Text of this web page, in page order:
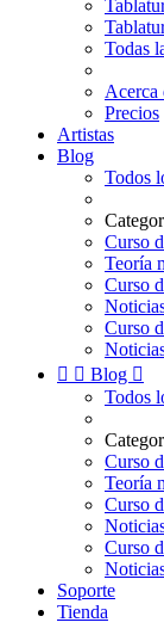
Todas
Acerca
Precios
Artistas
Blog
Todos
Curso
Teoría
Curso
Curso
  Blog 
Todos
Curso
Teoría
Curso
Curso
Soporte
Tienda